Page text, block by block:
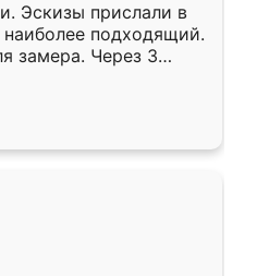
Эскизы прислали в
подходящий.
замера. Через 3
готова. Остались
Ренессанс
работу!